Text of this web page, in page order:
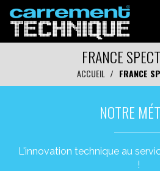
FRANCE
ACCUEIL FRANCE
NOTRE
L'innovation technique au
!